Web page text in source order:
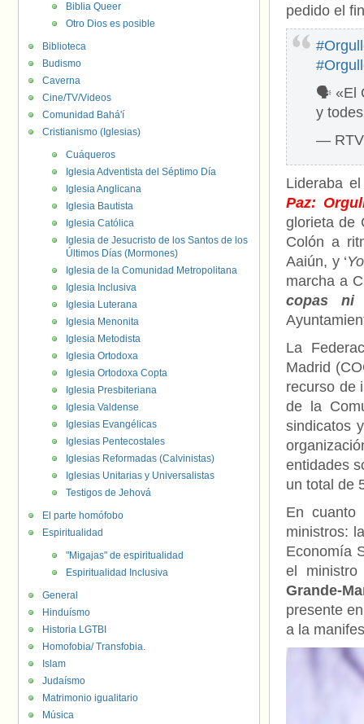
pedido el
🗣️ «El
y
—
Lideraba
Paz:
glorieta de
Colón a
Aaiún, y ‘
marcha a
copas ni
La
Madrid
recurso de
de la
sindicatos
entidades
un total de
En cuanto
ministros:
Economía
el
Grande-
presente
a la
Biblia Queer
Otro Dios es posible
Biblioteca
Budismo
Caverna
Cine/TV/Videos
Comunidad Bahá'í
Cristianismo (Iglesias)
Cuáqueros
Iglesia Adventista del Séptimo Día
Iglesia Anglicana
Iglesia Bautista
Iglesia Católica
Iglesia de Jesucristo de los Santos de los
Últimos Días (Mormones)
Iglesia de la Comunidad Metropolitana
Iglesia Inclusiva
Iglesia Luterana
Iglesia Menonita
Iglesia Metodista
Iglesia Ortodoxa
Iglesia Ortodoxa Copta
Iglesia Presbiteriana
Iglesia Valdense
Iglesias Evangélicas
Iglesias Pentecostales
Iglesias Reformadas (Calvinistas)
Iglesias Unitarias y Universalistas
Testigos de Jehová
El parte homófobo
Espiritualidad
"Migajas" de espiritualidad
Espiritualidad Inclusiva
General
Hinduísmo
Historia LGTBI
Homofobia/ Transfobia.
Islam
Judaísmo
Matrimonio igualitario
Música